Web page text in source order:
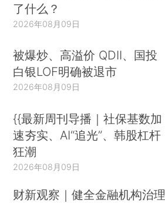
了什么？
2026年08月09日
被爆炒、高溢价 QDII、国投
白银LOF明确被退市
2026年08月09日
{{最新周刊导播｜社保基数加
速夯实、AI“追光”、韩股杠杆
狂潮
2026年08月09日
财新观察｜健全金融机构治理